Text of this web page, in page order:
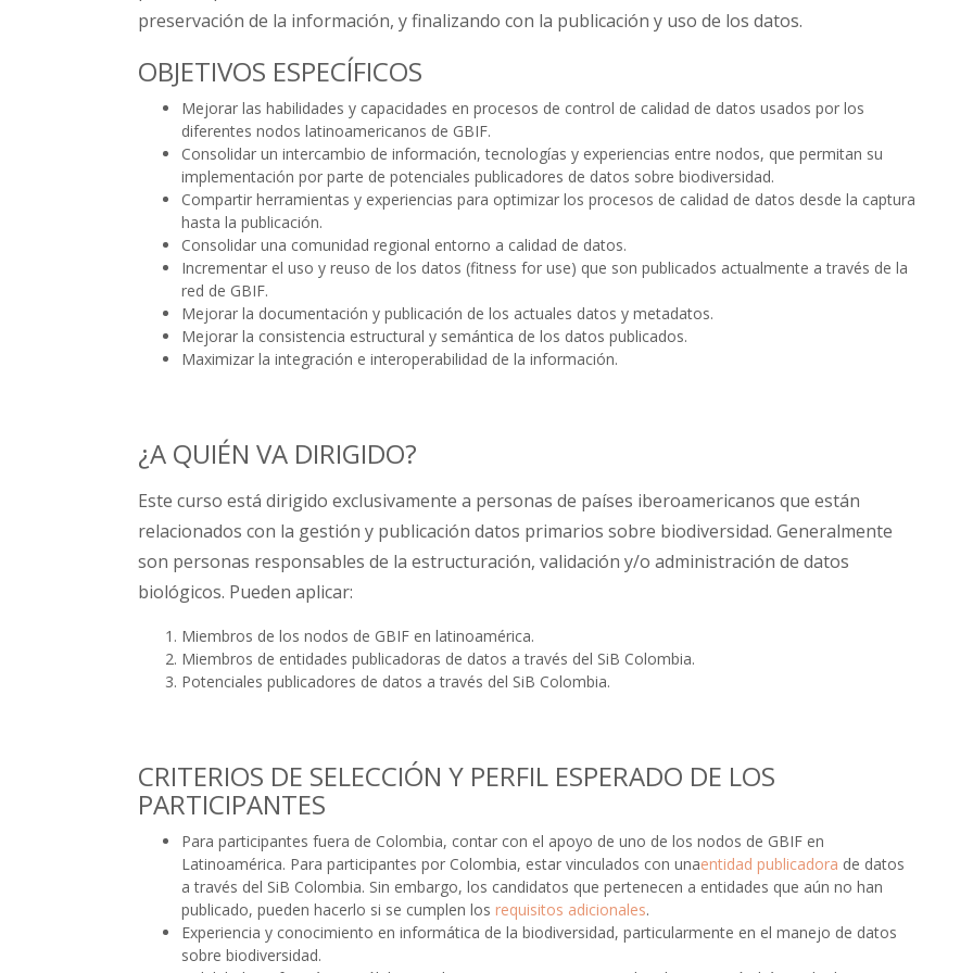
preservación de la información, y finalizando con la publicación y uso de los datos.
OBJETIVOS ESPECÍFICOS
Mejorar las habilidades y capacidades en procesos de control de calidad de datos usados por los
diferentes nodos latinoamericanos de GBIF.
Consolidar un intercambio de información, tecnologías y experiencias entre nodos, que permitan su
implementación por parte de potenciales publicadores de datos sobre biodiversidad.
Compartir herramientas y experiencias para optimizar los procesos de calidad de datos desde la captura
hasta la publicación.
Consolidar una comunidad regional entorno a calidad de datos.
Incrementar el uso y reuso de los datos (fitness for use) que son publicados actualmente a través de la
red de GBIF.
Mejorar la documentación y publicación de los actuales datos y metadatos.
Mejorar la consistencia estructural y semántica de los datos publicados.
Maximizar la integración e interoperabilidad de la información.
¿A QUIÉN VA DIRIGIDO?
Este curso está dirigido exclusivamente a personas de países iberoamericanos que están
relacionados con la gestión y publicación datos primarios sobre biodiversidad. Generalmente
son personas responsables de la estructuración, validación y/o administración de datos
biológicos. Pueden aplicar:
Miembros de los nodos de GBIF en latinoamérica.
Miembros de entidades publicadoras de datos a través del SiB Colombia.
Potenciales publicadores de datos a través del SiB Colombia.
CRITERIOS DE SELECCIÓN Y PERFIL ESPERADO DE LOS
PARTICIPANTES
Para participantes fuera de Colombia, contar con el apoyo de uno de los nodos de GBIF en
Latinoamérica. Para participantes por Colombia, estar vinculados con unaentidad publicadora de datos
a través del SiB Colombia. Sin embargo, los candidatos que pertenecen a entidades que aún no han
publicado, pueden hacerlo si se cumplen los requisitos adicionales.
Experiencia y conocimiento en informática de la biodiversidad, particularmente en el manejo de datos
sobre biodiversidad.